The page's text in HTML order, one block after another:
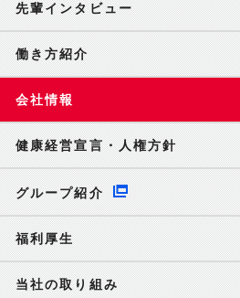
先輩インタビュー
働き方紹介
会社情報
健康経営宣言・人権方針
グループ紹介
福利厚生
当社の取り組み